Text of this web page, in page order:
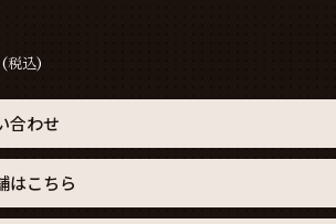
(税込)
合わせ
はこちら